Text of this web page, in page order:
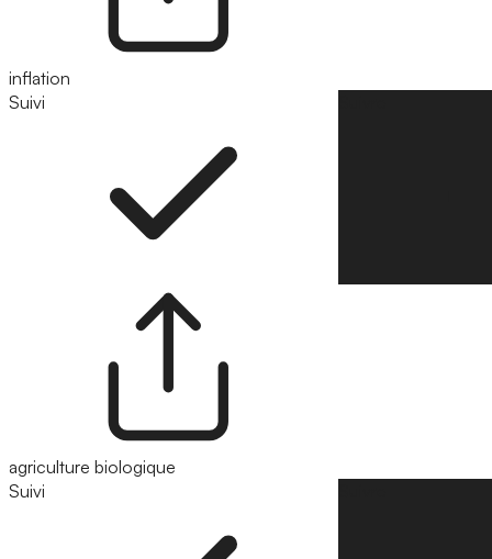
inflation
Suivi
agriculture biologique
Suivi